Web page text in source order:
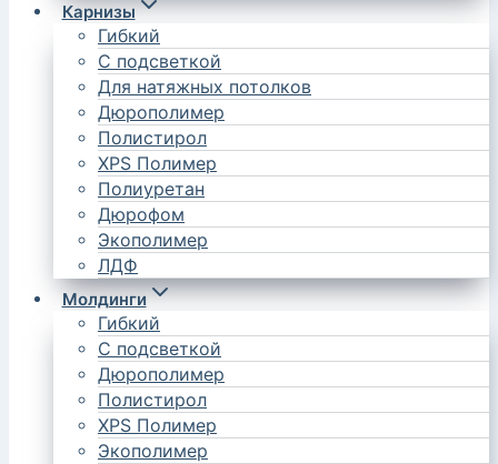
Карнизы
Гибкий
С подсветкой
Для натяжных потолков
Дюрополимер
Полистирол
XPS Полимер
Полиуретан
Дюрофом
Экополимер
ЛДФ
Молдинги
Гибкий
С подсветкой
Дюрополимер
Полистирол
XPS Полимер
Экополимер